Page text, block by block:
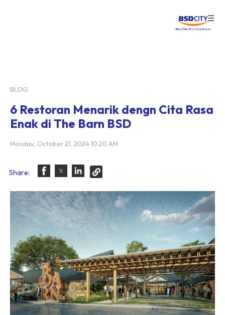
☰
BLOG
6 Restoran Menarik dengn Cita Rasa
Enak di The Barn BSD
Monday, October 21, 2024 10:20 AM
Share: